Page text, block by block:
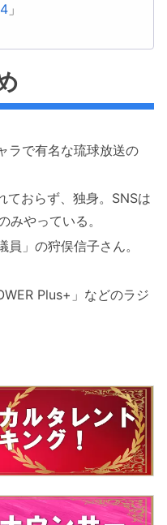
」
ラで有名な琉球放送の
ておらず、独身。SNSは
みやっている。
」の狩俣信子さん。
Plus+」などのラジ